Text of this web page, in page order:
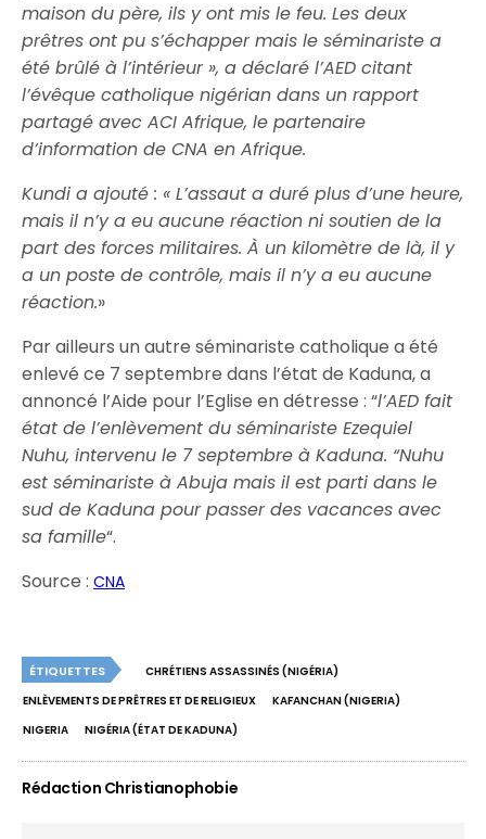
maison du père, ils y ont mis le feu. Les deux
prêtres ont pu s’échapper mais le séminariste a
été brûlé à l’intérieur », a déclaré l’AED citant
l’évêque catholique nigérian dans un rapport
partagé avec ACI Afrique, le partenaire
d’information de CNA en Afrique.
Kundi a ajouté : « L’assaut a duré plus d’une heure,
mais il n’y a eu aucune réaction ni soutien de la
part des forces militaires. À un kilomètre de là, il y
a un poste de contrôle, mais il n’y a eu aucune
réaction.»
Par ailleurs un autre séminariste catholique a été
enlevé ce 7 septembre dans l’état de Kaduna, a
annoncé l’Aide pour l’Eglise en détresse : “l’AED fait
état de l’enlèvement du séminariste Ezequiel
Nuhu, intervenu le 7 septembre à Kaduna. “Nuhu
est séminariste à Abuja mais il est parti dans le
sud de Kaduna pour passer des vacances avec
sa famille“.
Source :CNA
ÉTIQUETTES
CHRÉTIENS ASSASSINÉS (NIGÉRIA)
ENLÈVEMENTS DE PRÊTRES ET DE RELIGIEUX
KAFANCHAN (NIGERIA)
NIGERIA
NIGÉRIA (ÉTAT DE KADUNA)
Rédaction Christianophobie